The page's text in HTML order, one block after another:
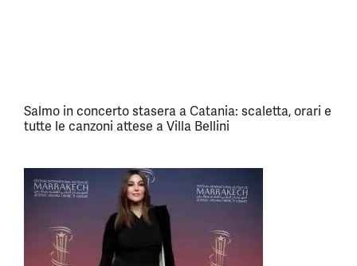
Salmo in concerto stasera a Catania: scaletta, orari e
tutte le canzoni attese a Villa Bellini